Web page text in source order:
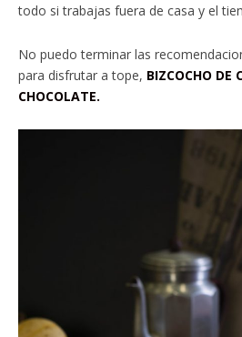
todo si trabajas fuera de casa y el
No puedo terminar las
para disfrutar a tope, BIZCOCHO DE
CHOCOLATE.